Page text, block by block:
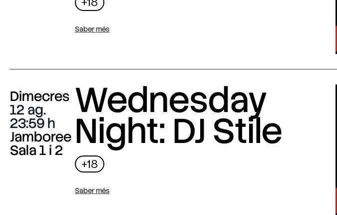
Saber més
Dimecres
12 ag.
23:59
Jamboree
Sala 1 i 2
Wednesday
Night: DJ Stile
+18
Saber més